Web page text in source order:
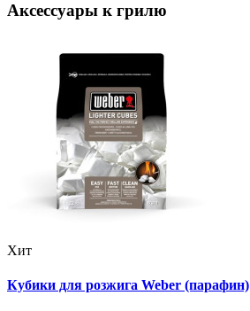
Аксессуары к грилю
Хит
Кубики для розжига Weber (парафин)